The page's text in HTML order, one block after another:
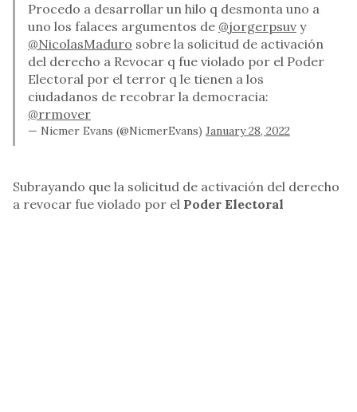
Procedo a desarrollar un hilo q desmonta uno a
uno los falaces argumentos de @jorgerpsuv y
@NicolasMaduro sobre la solicitud de activación
del derecho a Revocar q fue violado por el Poder
Electoral por el terror q le tienen a los
ciudadanos de recobrar la democracia:
@rrmover
— Nicmer Evans (@NicmerEvans) January 28, 2022
Subrayando que la solicitud de activación del derecho
a revocar fue violado por el Poder Electoral